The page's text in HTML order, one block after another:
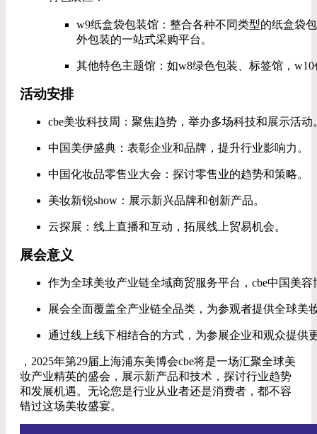
w9纸盒袋包装馆：整合各种不同类型的纸盒袋
外包装的一站式采购平台。
其他特色主题馆：如w8绿色包装、标签馆，
活动安排
cbe美妆科技周：聚焦趋势，举办多场科技和展示活动
中国美伊盛典：表彰企业和品牌，提升行业影响力。
中国化妆品零售业大会：探讨零售业的趋势和策略。
美妆新锐show：展示新兴品牌和创新产品。
云探展：线上直播和互动，拓展线上贸易机会。
展会意义
作为全球美妆产业链全域商贸服务平台，cbe中国美
展会全面覆盖全产业链全品类，为参观者提供全球美
通过线上线下相结合的方式，为参展企业和观众提供
，2025年第29届上海浦东美博会cbe将是一场汇聚全球美
妆产业精英的盛会，展示新产品和技术，探讨行业趋势
和发展机遇。无论您是行业从业者还是消费者，都不容
错过这场美妆盛宴。